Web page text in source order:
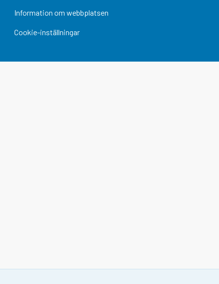
Information om webbplatsen
Cookie-inställningar